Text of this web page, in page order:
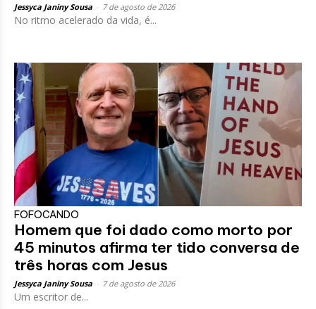
Jessyca Janiny Sousa 7 de agosto de 2026
No ritmo acelerado da vida, é...
FOFOCANDO
Homem que foi dado como morto por
45 minutos afirma ter tido conversa de
três horas com Jesus
Jessyca Janiny Sousa 7 de agosto de 2026
Um escritor de...